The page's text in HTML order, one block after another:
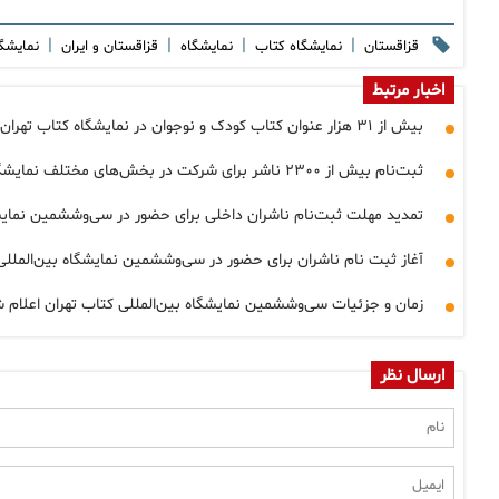
قزاقستان | نمایشگاه کتاب | نمایشگاه | قزاقستان و ایران |
اخبار مرتبط
بیش از ۳۱ هزار عنوان کتاب کودک و نوجوان در نمایشگاه کتاب تهران عرضه خواهدشد
ثبت‌نام بیش از ۲۳۰۰ ناشر برای شرکت در بخش‌های مختلف نمایشگاه بین‌المللی کتاب تهران
تمدید مهلت ثبت‌نام ناشران داخلی برای حضور در سی‌وششمین
آغاز ثبت نام ناشران برای حضور در سی‌وششمین نمایشگاه بین‌المللی
زمان و جزئیات سی‌وششمین نمایشگاه بین‌المللی کتاب تهران
ارسال نظر